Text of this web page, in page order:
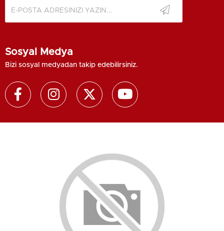
Sosyal Medya
Bizi sosyal medyadan takip edebilirsiniz.